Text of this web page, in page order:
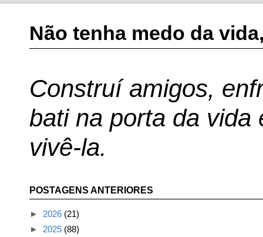
Não tenha medo da
Construí amigos,
bati na porta da vida
vivê-la.
POSTAGENS ANTERIORES
► 2026 (21)
► 2025 (88)